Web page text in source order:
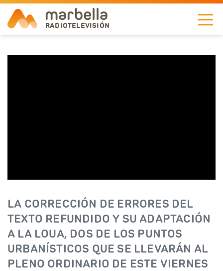
marbella
RADIOTELEVISIÓN
EN
DIRECTO
LA CORRECCIÓN DE ERRORES DEL
TEXTO REFUNDIDO Y SU ADAPTACIÓN
A LA LOUA, DOS DE LOS PUNTOS
URBANÍSTICOS QUE SE LLEVARÁN AL
PLENO ORDINARIO DE ESTE VIERNES